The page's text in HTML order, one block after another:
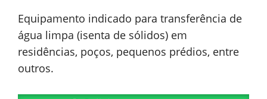
Equipamento indicado para transferência de
água limpa (isenta de sólidos) em
residências, poços, pequenos prédios, entre
outros.